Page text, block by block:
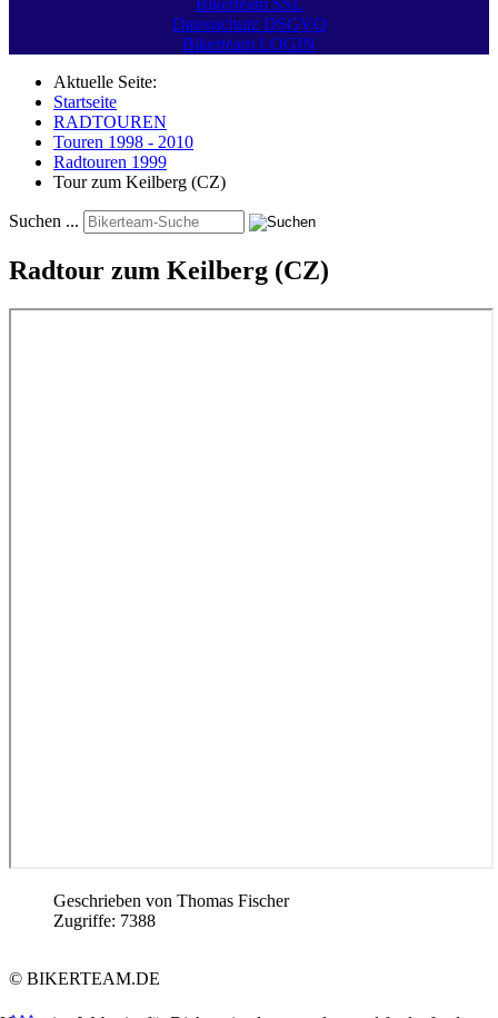
Bikerteam SSL
Datenschutz DSGVO
Bikerteam LOGIN
Aktuelle Seite:
Startseite
RADTOUREN
Touren 1998 - 2010
Radtouren 1999
Tour zum Keilberg (CZ)
Suchen ...
Radtour zum Keilberg (CZ)
Geschrieben von Thomas Fischer
Zugriffe: 7388
© BIKERTEAM.DE